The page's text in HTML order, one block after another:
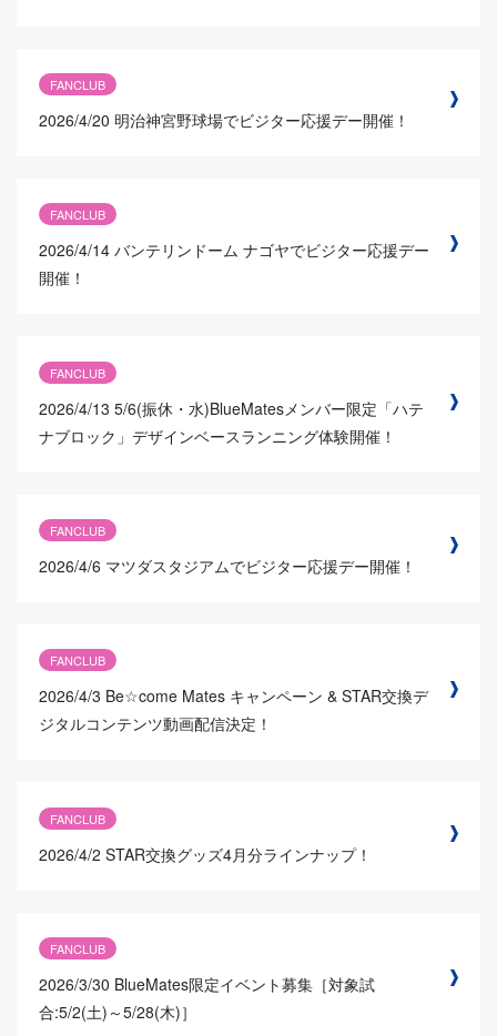
FANCLUB
2026/4/20 明治神宮野球場でビジター応援デー開催！
FANCLUB
2026/4/14 バンテリンドーム ナゴヤでビジター応援デー
開催！
FANCLUB
2026/4/13 5/6(振休・水)BlueMatesメンバー限定「ハテ
ナブロック」デザインベースランニング体験開催！
FANCLUB
2026/4/6 マツダスタジアムでビジター応援デー開催！
FANCLUB
2026/4/3 Be☆come Mates キャンペーン & STAR交換デ
ジタルコンテンツ動画配信決定！
FANCLUB
2026/4/2 STAR交換グッズ4月分ラインナップ！
FANCLUB
2026/3/30 BlueMates限定イベント募集［対象試
合:5/2(土)～5/28(木)］